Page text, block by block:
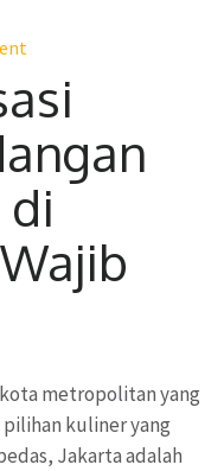
di
metropolitan yang
kuliner yang
Jakarta adalah